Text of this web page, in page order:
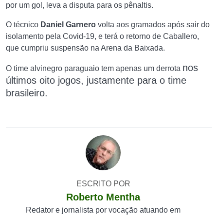
por um gol, leva a disputa para os pênaltis.
O técnico Daniel Garnero volta aos gramados após sair do
isolamento pela Covid-19, e terá o retorno de Caballero,
que cumpriu suspensão na Arena da Baixada.
O time alvinegro paraguaio tem apenas um derrota nos
últimos oito jogos, justamente para o time
brasileiro.
ESCRITO POR
Roberto Mentha
Redator e jornalista por vocação atuando em